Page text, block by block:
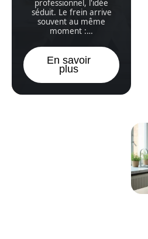
professionnel, l'idée
séduit. Le frein arrive
souvent au même
moment :…
En savoir
plus